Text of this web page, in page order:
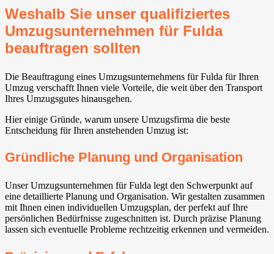
Weshalb Sie unser qualifiziertes
Umzugsunternehmen für Fulda
beauftragen sollten
Die Beauftragung eines Umzugsunternehmens für Fulda für Ihren
Umzug verschafft Ihnen viele Vorteile, die weit über den Transport
Ihres Umzugsgutes hinausgehen.
Hier einige Gründe, warum unsere Umzugsfirma die beste
Entscheidung für Ihren anstehenden Umzug ist:
Gründliche Planung und Organisation
Unser Umzugsunternehmen für Fulda legt den Schwerpunkt auf
eine detaillierte Planung und Organisation. Wir gestalten zusammen
mit Ihnen einen individuellen Umzugsplan, der perfekt auf Ihre
persönlichen Bedürfnisse zugeschnitten ist. Durch präzise Planung
lassen sich eventuelle Probleme rechtzeitig erkennen und vermeiden.